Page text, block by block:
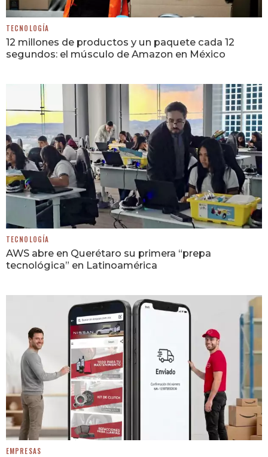
TECNOLOGÍA
12 millones de productos y un paquete cada 12
segundos: el músculo de Amazon en México
TECNOLOGÍA
AWS abre en Querétaro su primera “prepa
tecnológica” en Latinoamérica
EMPRESAS